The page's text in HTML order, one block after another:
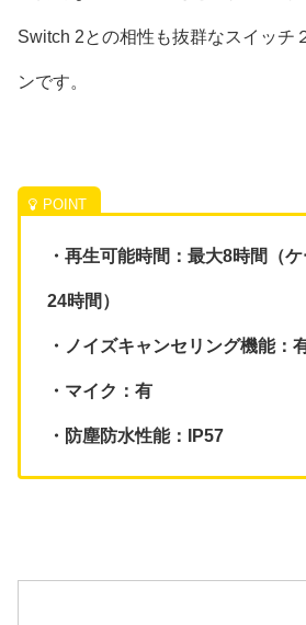
Switch 2との相性も抜群なスイッチ
ンです。
・再生可能時間：最大8時間（
24時間）
・ノイズキャンセリング機能：
・マイク：有
・防塵防水性能：IP57